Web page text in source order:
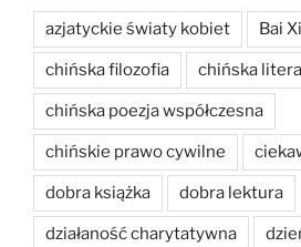
azjatyckie światy kobiet Bai
chińska filozofia chińska
chińska poezja współczesna
chińskie prawo cywilne
dobra książka dobra lektura
działaność charytatywna